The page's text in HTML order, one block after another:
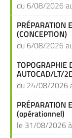
du 6/08/2026
PRÉPARATION
(CONCEPTION)
du 6/08/2026
AUTOCAD/LT/
du 24/08/2026
PRÉPARATION
(opérationnel)
le 31/08/2026